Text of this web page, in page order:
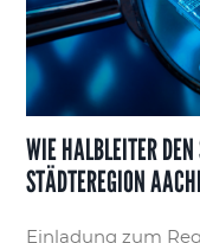
WIE HALBLEITER
STÄDTEREGION
Einladung zum